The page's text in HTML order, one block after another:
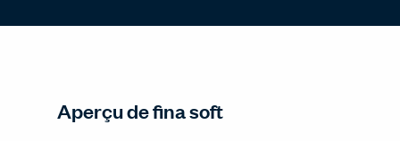
Aperçu de fina soft